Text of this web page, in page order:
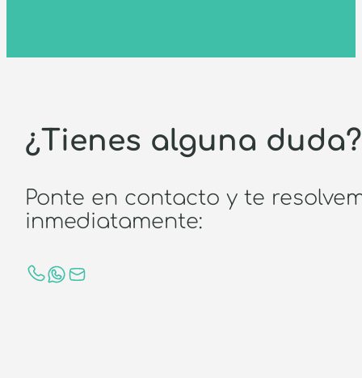
¿Tienes alguna duda?
Ponte en contacto y te
inmediatamente: